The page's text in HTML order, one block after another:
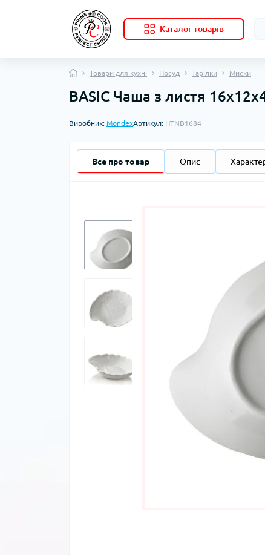
Каталог товарів
Товари для кухні Посуд Тарілки Миски
BASIC Чаша з листя
Виробник: MondexАртикул: HTNB1684
Все про товар Опис